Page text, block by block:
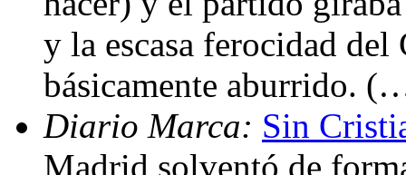
y la escasa ferocidad del
básicamente aburrido.
Diario Marca: Sin
Madrid solventó de